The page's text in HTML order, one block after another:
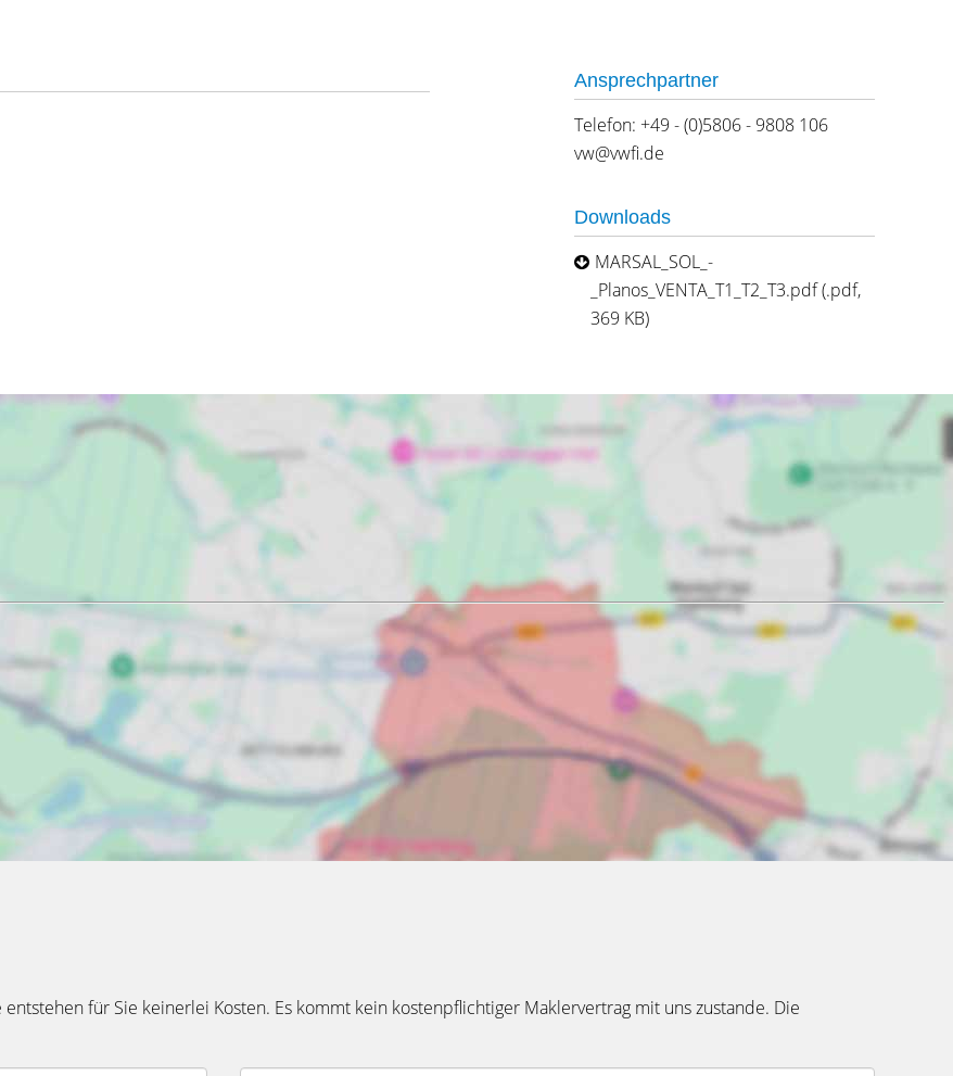
Ansprechpartner
Telefon: +49 - (0)5806 - 9808 106
vw@vwfi.de
Downloads
MARSAL_SOL_-
_Planos_VENTA_T1_T2_T3.pdf (.pdf,
369 KB)
für Sie keinerlei Kosten. Es kommt kein kostenpflichtiger Maklervertrag mit uns zustande. Die